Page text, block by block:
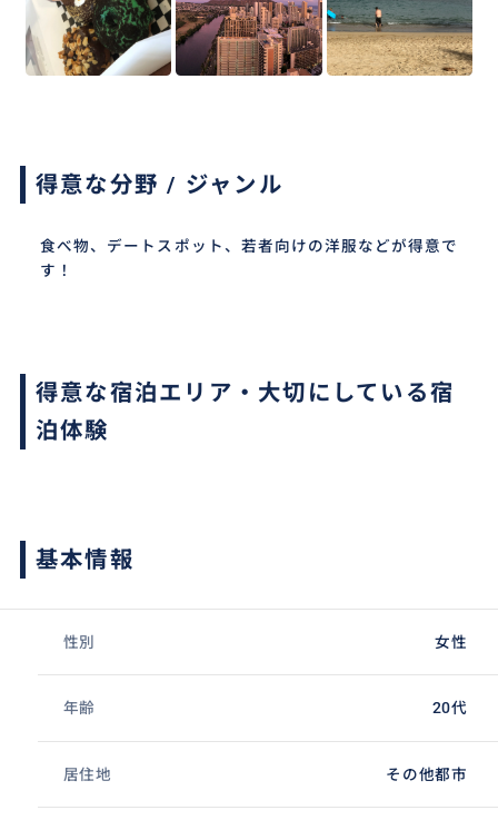
得意な分野 / ジャンル
食べ物、デートスポット、若者向けの洋服などが得意で
す！
得意な宿泊エリア・大切にしている宿
泊体験
基本情報
性別 女性
年齢 20代
居住地 その他都市